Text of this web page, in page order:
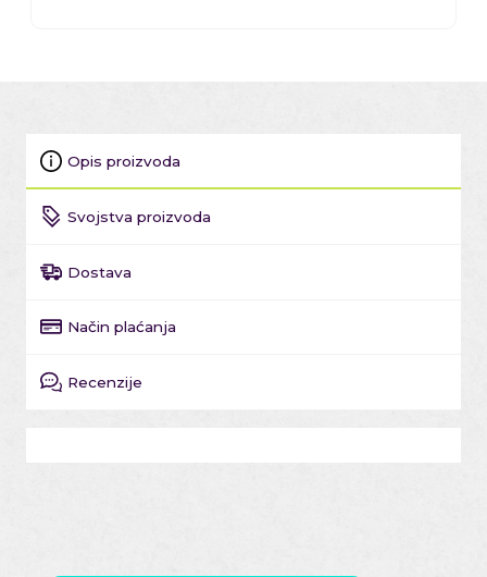
Opis proizvoda
Svojstva proizvoda
Dostava
Način plaćanja
Recenzije